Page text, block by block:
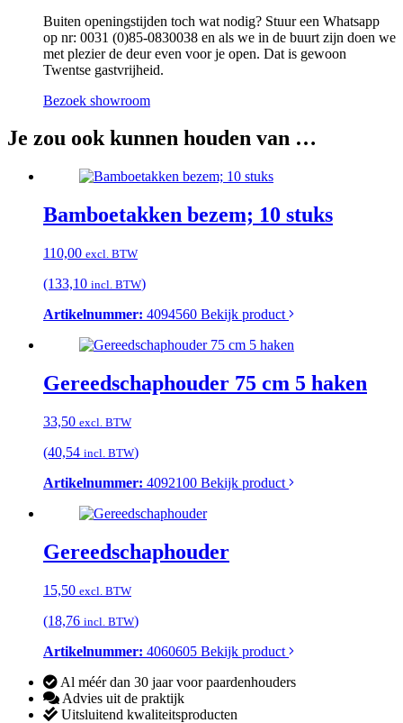
Buiten openingstijden toch wat nodig? Stuur een Whatsapp
op nr: 0031 (0)85-0830038 en als we in de buurt zijn doen we
met plezier de deur even voor je open. Dat is gewoon
Twentse gastvrijheid.
Bezoek showroom
Je zou ook kunnen houden van …
Bamboetakken bezem; 10 stuks
110,00 excl. BTW
(133,10 incl. BTW)
Artikelnummer: 4094560 Bekijk product
Gereedschaphouder 75 cm 5 haken
33,50 excl. BTW
(40,54 incl. BTW)
Artikelnummer: 4092100 Bekijk product
Gereedschaphouder
15,50 excl. BTW
(18,76 incl. BTW)
Artikelnummer: 4060605 Bekijk product
Al méér dan 30 jaar voor paardenhouders
Advies uit de praktijk
Uitsluitend kwaliteitsproducten